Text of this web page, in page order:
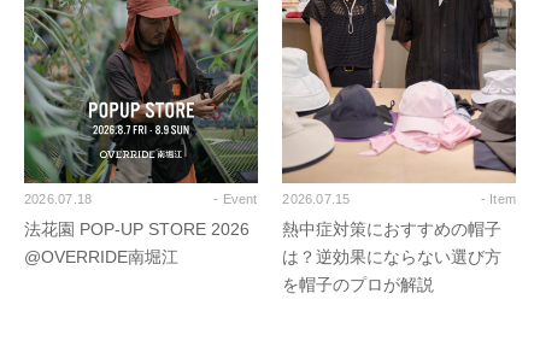
2026.07.18 - Event
法花園 POP-UP STORE 2026
@OVERRIDE南堀江
2026.07.15 - Item
熱中症対策におすすめの帽子
は？逆効果にならない選び方
を帽子のプロが解説